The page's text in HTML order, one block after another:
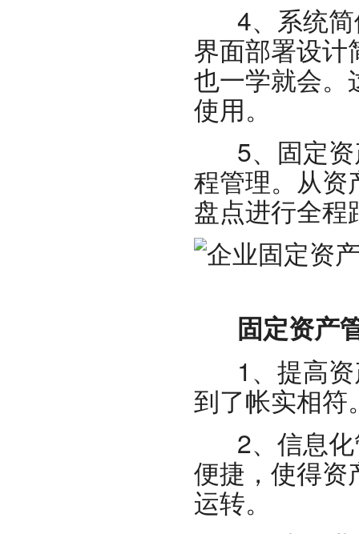
4、系统简
界面部署设计
也一学就会。
使用。
5、固定资
程管理。从资
盘点进行全程
固定资产
1、提高资
到了帐实相符
2、信息化
便捷，使得资
运转。